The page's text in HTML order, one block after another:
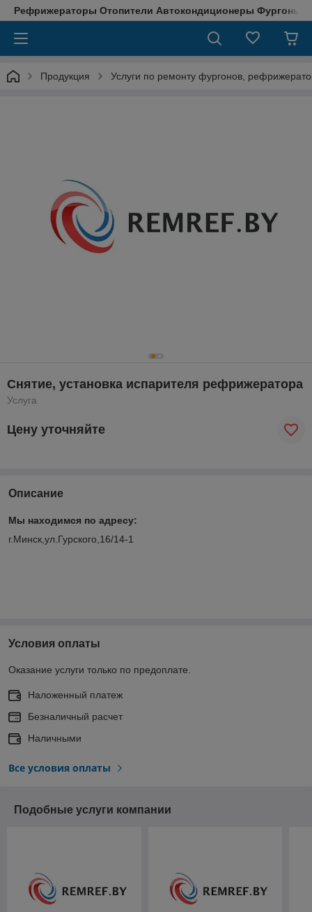
Рефрижераторы Отопители Автокондиционеры Фургоны
Продукция Услуги по ремонту фургонов,
Снятие, установка испарителя рефрижератора
Услуга
Цену уточняйте
Описание
Мы находимся по адресу:
г.Минск,ул.Гурского,16/14-1
Условия оплаты
Оказание услуги только по предоплате.
Наложенный платеж
Безналичный расчет
Наличными
Все условия оплаты
Подобные услуги компании